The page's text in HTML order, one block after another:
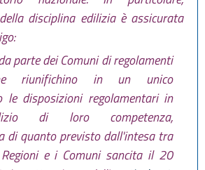
disciplina edilizia è assicurata
parte dei Comuni di regolamenti
riunifichino in un unico
le disposizioni regolamentari in
di loro competenza,
di quanto previsto dall'intesa tra
e i Comuni sancita il 20